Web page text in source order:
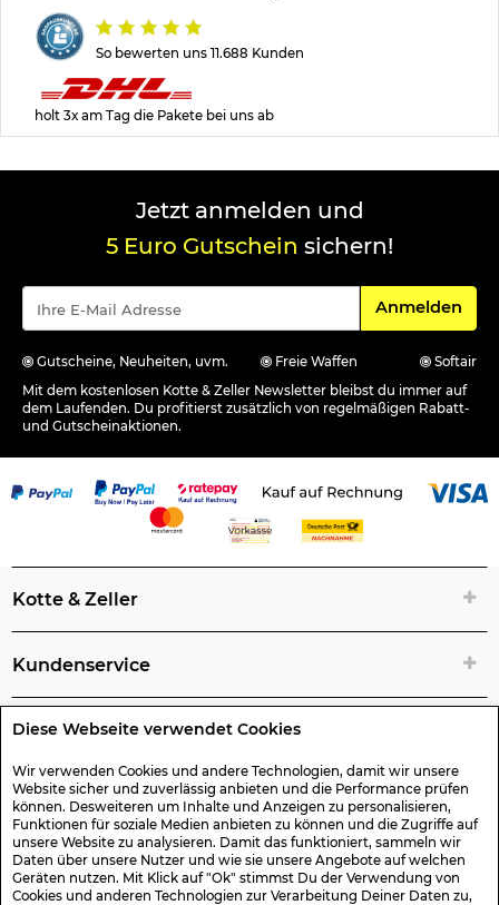
Diese Webseite verwendet Cookies
Wir verwenden Cookies und andere Technologien, damit wir unsere
Website sicher und zuverlässig anbieten und die Performance prüfen
können. Desweiteren um Inhalte und Anzeigen zu personalisieren,
Funktionen für soziale Medien anbieten zu können und die Zugriffe auf
unsere Website zu analysieren. Damit das funktioniert, sammeln wir
Daten über unsere Nutzer und wie sie unsere Angebote auf welchen
Geräten nutzen. Mit Klick auf "Ok" stimmst Du der Verwendung von
Cookies und anderen Technologien zur Verarbeitung Deiner Daten zu,
So bewerten uns 11.688 Kunden
holt 3x am Tag die Pakete bei uns ab
Jetzt anmelden und
5 Euro Gutschein sichern!
Für den
Anmelden
Gutscheine, Neuheiten, uvm. Freie Waffen
Softair
Mit dem kostenlosen Kotte & Zeller Newsletter bleibst du immer auf
dem Laufenden. Du profitierst zusätzlich von regelmäßigen Rabatt-
und Gutscheinaktionen.
Kotte & Zeller
Kundenservice
Rechtliche Artikelinfos
Geschenk-Gutscheine
Versand & Rücksendung